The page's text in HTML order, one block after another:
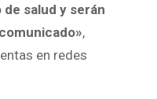
salud y serán
,
en redes